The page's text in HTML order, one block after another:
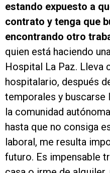
estando expuesto a
contrato y tenga que
encontrando otro
quien está haciendo
Hospital La Paz. Lleva
hospitalario, después
temporales y buscarse
la comunidad
hasta que no consiga
laboral, me resulta
futuro. Es impensable